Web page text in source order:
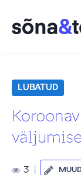
LUBATUD
3